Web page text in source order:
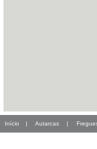
Início | Autarcas |